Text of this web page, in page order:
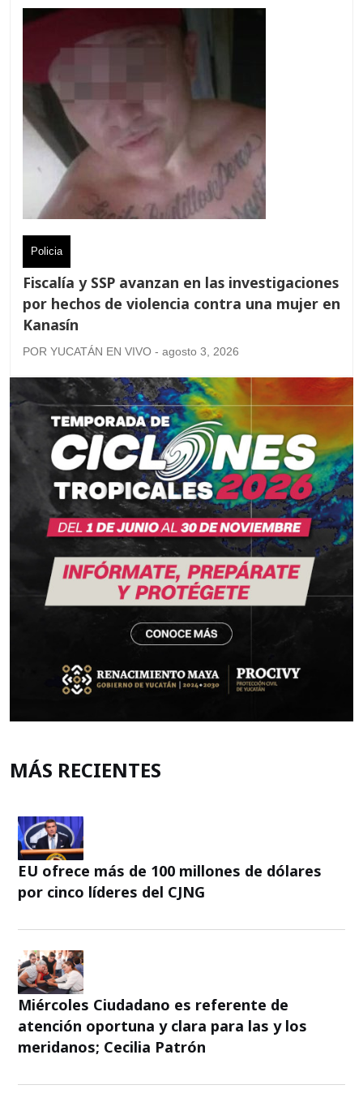
Policia
Fiscalía y SSP avanzan en las investigaciones
por hechos de violencia contra una mujer en
Kanasín
POR YUCATÁN EN VIVO - agosto 3, 2026
MÁS RECIENTES
EU ofrece más de 100 millones de dólares
por cinco líderes del CJNG
Miércoles Ciudadano es referente de
atención oportuna y clara para las y los
meridanos; Cecilia Patrón